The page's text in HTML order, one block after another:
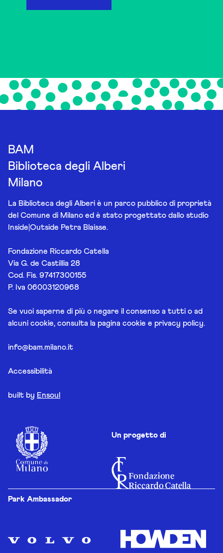
BAM
Biblioteca degli Alberi
Milano
La Biblioteca degli Alberi è un parco pubblico di proprietà
del Comune di Milano ed è stato progettato dallo studio
Inside|Outside Petra Blaisse.
Fondazione Riccardo Catella
Via G. de Castillia 28
Cod. Fis. 97417300155
P. Iva 06003120968
Se vuoi saperne di più o negare il consenso a tutti o ad
alcuni cookie, consulta la pagina cookie e privacy policy.
info@bam.milano.it
Accessibilità
built by Ensoul
Un progetto di
Park Ambassador